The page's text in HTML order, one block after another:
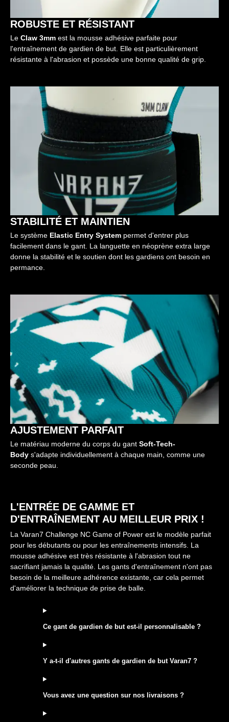
ROBUSTE ET RÉSISTANT
Le Claw 3mm est la mousse adhésive parfaite pour
l'entraînement de gardien de but. Elle est particulièrement
résistante à l'abrasion et possède une bonne qualité de grip.
STABILITÉ ET MAINTIEN
Le système Elastic Entry System permet d'entrer plus
facilement dans le gant. La languette en néoprène extra large
donne la stabilité et le soutien dont les gardiens ont besoin en
permance.
AJUSTEMENT PARFAIT
Le matériau moderne du corps du gant Soft-Tech-
Body s'adapte individuellement à chaque main, comme une
seconde peau.
L'ENTRÉE DE GAMME ET
D'ENTRAÎNEMENT AU MEILLEUR PRIX !
La Varan7 Challenge NC Game of Power est le modèle parfait
pour les débutants ou pour les entraînements intensifs. La
mousse adhésive est très résistante à l'abrasion tout ne
sacrifiant jamais la qualité. Les gants d'entraînement n'ont pas
besoin de la meilleure adhérence existante, car cela permet
d'améliorer la technique de prise de balle.
Ce gant de gardien de but est-il personnalisable ?
Y a-t-il d'autres gants de gardien de but Varan7 ?
Vous avez une question sur nos livraisons ?